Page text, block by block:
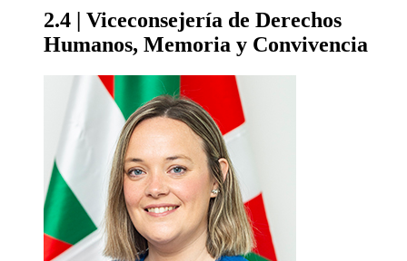
2.4 | Viceconsejería de Derechos
Humanos, Memoria y Convivencia